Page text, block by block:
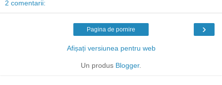
2 comentarii:
›
Pagina de pornire
Afișați versiunea pentru web
Un produs Blogger.